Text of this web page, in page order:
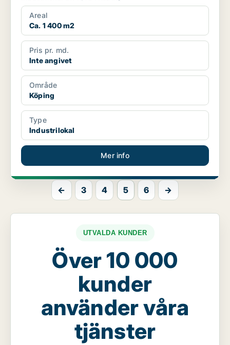
Areal
Ca. 1 400 m2
Pris pr. md.
Inte angivet
Område
Köping
Type
Industrilokal
Mer info
← 3 4 5 6 →
UTVALDA KUNDER
Över 10 000
kunder
använder våra
tjänster